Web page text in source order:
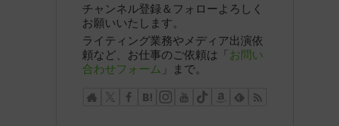
チャンネル登録＆フォローよろしく
お願いいたします。
ライティング業務やメディア出演依
頼など、お仕事のご依頼は「 お問い
合わせフォーム 」まで。